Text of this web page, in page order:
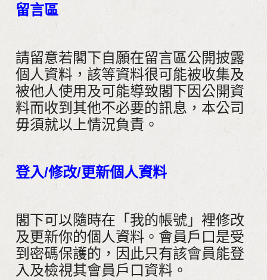
留言區
請留意若閣下自願在留言區公開披露
個人資料，該等資料很可能被收集及
被他人使用及可能導致閣下因公開資
料而收到其他不必要的訊息，本公司
毋須就以上情況負責。
登入/修改/更新個人資料
閣下可以隨時在「我的帳號」裡修改
及更新你的個人資料。會員戶口是受
到密碼保護的，因此只有該會員能登
入及檢視其會員戶口資料。